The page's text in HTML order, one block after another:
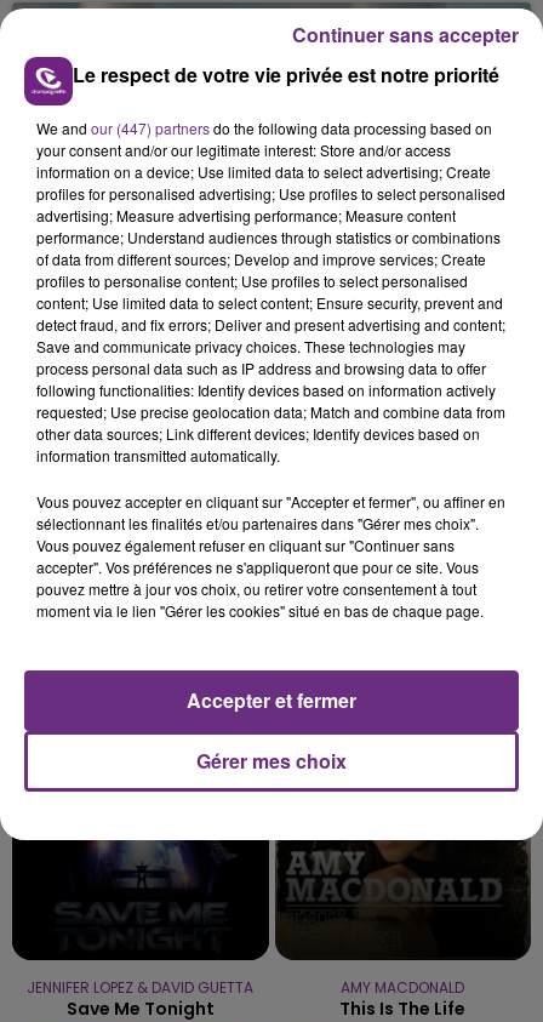
LA CENTRALE NUCLÉAIRE DE CHOOZ
TOUJOURS À L'ARRÊT
Cela fait déjà une semaine que la centrale
nucléaire ardennaise est à l'arrêt. Une situation
justifiée par la sécheresse intense qui est toujours
présente.
LE MAGASIN JOUÉCLUB DE REIMS FERME
SES PORTES
C'était l'une des institutions du centre-ville
rémois. Le magasin JouéClub est contraint de
TITRES DIFFUSÉS
14h41
14h41
JENNIFER LOPEZ & DAVID GUETTA
Save Me Tonight
14h38
14h38
AMY MACDONALD
This Is The Life
Le respect de votre vie privée est notre priorité
We and our (447) partnersdo the following data processing based on
your consent and/or our legitimate interest: Store and/or access
information on a device; Use limited data to select advertising; Create
profiles for personalised advertising; Use profiles to select personalised
advertising; Measure advertising performance; Measure content
performance; Understand audiences through statistics or combinations
of data from different sources; Develop and improve services; Create
profiles to personalise content; Use profiles to select personalised
content; Use limited data to select content; Ensure security, prevent and
detect fraud, and fix errors; Deliver and present advertising and content;
Save and communicate privacy choices. These technologies may
process personal data such as IP address and browsing data to offer
following functionalities: Identify devices based on information actively
requested; Use precise geolocation data; Match and combine data from
other data sources; Link different devices; Identify devices based on
information transmitted automatically.
Vous pouvez accepter en cliquant sur "Accepter et fermer", ou affiner en
sélectionnant les finalités et/ou partenaires dans "Gérer mes choix".
Vous pouvez également refuser en cliquant sur "Continuer sans
accepter". Vos préférences ne s'appliqueront que pour ce site. Vous
pouvez mettre à jour vos choix, ou retirer votre consentement à tout
moment via le lien "Gérer les cookies" situé en bas de chaque page.
Gérer mes choix
Accepter et fermer
Continuer sans accepter